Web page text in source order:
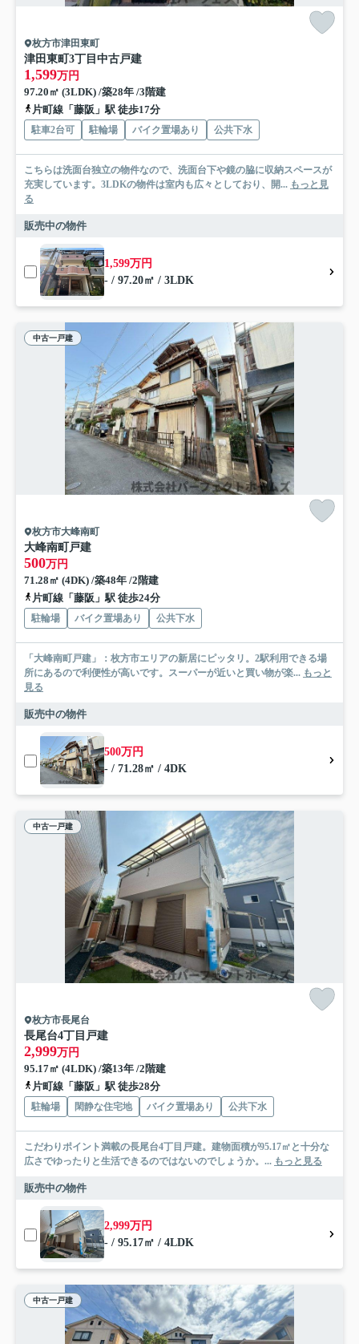
枚方市津田東町
津田東町3丁目中古戸建
1,599万円
97.20㎡ (3LDK) /築28年 /3階建
片町線「藤阪」駅 徒歩17分
駐車2台可 駐輪場 バイク置場あり 公共下水
こちらは洗面台独立の物件なので、洗面台下や鏡の脇に収納スペースが
充実しています。3LDKの物件は室内も広々としており、開... もっと見
る
販売中の物件
1,599万円
- / 97.20㎡ / 3LDK
中古一戸建
枚方市大峰南町
大峰南町戸建
500万円
71.28㎡ (4DK) /築48年 /2階建
片町線「藤阪」駅 徒歩24分
駐輪場 バイク置場あり 公共下水
「大峰南町戸建」：枚方市エリアの新居にピッタリ。2駅利用できる場
所にあるので利便性が高いです。スーパーが近いと買い物が楽... もっと
見る
販売中の物件
500万円
- / 71.28㎡ / 4DK
中古一戸建
枚方市長尾台
長尾台4丁目戸建
2,999万円
95.17㎡ (4LDK) /築13年 /2階建
片町線「藤阪」駅 徒歩28分
駐輪場 閑静な住宅地 バイク置場あり 公共下水
こだわりポイント満載の長尾台4丁目戸建。建物面積が95.17㎡と十分な
広さでゆったりと生活できるのではないのでしょうか。... もっと見る
販売中の物件
2,999万円
- / 95.17㎡ / 4LDK
中古一戸建